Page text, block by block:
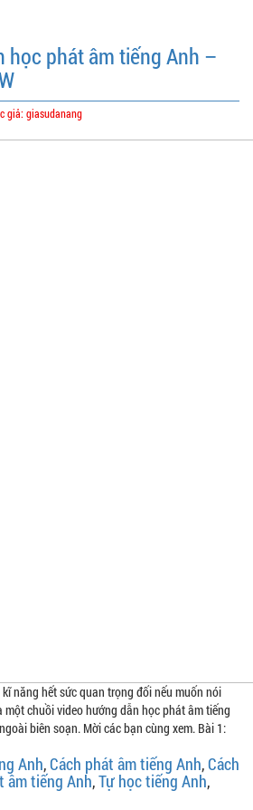
học phát âm tiếng Anh –
giả: giasudanang
năng hết sức quan trọng đối nếu muốn nói
chuồi video hướng dẫn học phát âm tiếng
biên soạn. Mời các bạn cùng xem. Bài 1:
Anh,Cách phát âm tiếng Anh,Cách
âm tiếng Anh,Tự học tiếng Anh,